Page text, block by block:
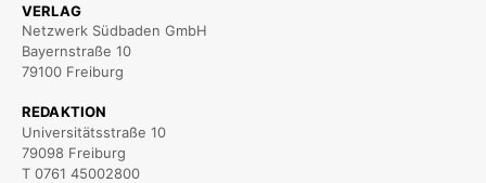
VERLAG
Netzwerk Südbaden GmbH
Bayernstraße 10
79100 Freiburg
REDAKTION
Universitätsstraße 10
79098 Freiburg
T 0761 45002800